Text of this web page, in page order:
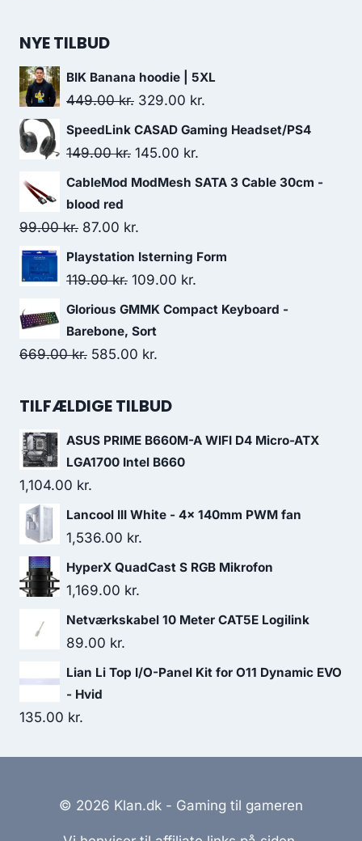
NYE TILBUD
BIK Banana hoodie | 5XL
449.00kr. Original
price
was:
329.00 kr.
price
SpeedLink CASAD Gaming Headset/PS4
149.00kr. Original
price
149.00 kr..
145.00 kr.
price
CableMod ModMesh SATA 3 Cable 30cm -
blood red
99.00kr. Original
price
was:
87.00 kr.
price
is:
Playstation Isterning Form
119.00kr. Original
price
was:
119.00 kr..
109.00 kr.
price
Glorious GMMK Compact Keyboard -
Barebone, Sort
669.00kr. Original
was:
585.00 kr.
is:
TILFÆLDIGE TILBUD
ASUS PRIME B660M-A WIFI D4 Micro-ATX
LGA1700 Intel B660
1,104.00 kr.
Lancool III White - 4x 140mm PWM fan
1,536.00 kr.
HyperX QuadCast S RGB Mikrofon
1,169.00 kr.
Netværkskabel 10 Meter CAT5E Logilink
89.00 kr.
Lian Li Top I/O-Panel Kit for O11 Dynamic EVO
- Hvid
135.00 kr.
© 2026 Klan.dk - Gaming til gameren